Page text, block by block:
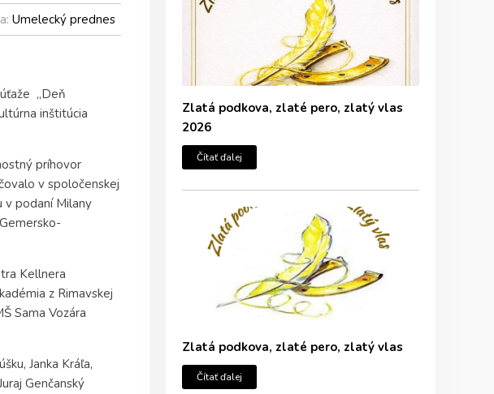
Umelecký prednes
„Deň
inštitúcia
príhovor
v spoločenskej
v podaní Milany
Kellnera
z Rimavskej
Sama Vozára
Janka Kráľa,
Genčanský
Zlatá podkova, zlaté pero, zlatý vlas
2026
Čítať ďalej
Zlatá podkova, zlaté pero, zlatý vlas
Čítať ďalej